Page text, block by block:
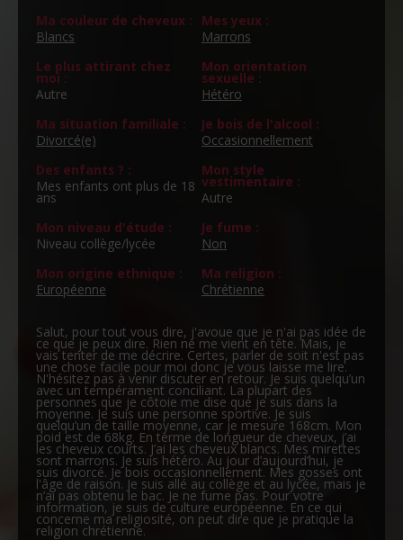
Ma couleur de cheveux :
Blancs
Mes yeux :
Marrons
Le plus attirant chez
moi :
Autre
Mon orientation
sexuelle :
Hétéro
Ma situation familiale :
Divorcé(e)
Je bois de l'alcool :
Occasionnellement
Des enfants ? :
Mes enfants ont plus de 18
ans
Mon style
vestimentaire :
Autre
Mon niveau d'étude :
Niveau collège/lycée
Je fume :
Non
Mon origine ethnique :
Européenne
Ma religion :
Chrétienne
Salut, pour tout vous dire, j'avoue que je n'ai pas idée de
ce que je peux dire. Rien ne me vient en tête. Mais, je
vais tenter de me décrire. Certes, parler de soit n'est pas
une chose facile pour moi donc je vous laisse me lire.
N'hésitez pas à venir discuter en retour. Je suis quelqu’un
avec un tempérament conciliant. La plupart des
personnes que je côtoie me dise que je suis dans la
moyenne. Je suis une personne sportive. Je suis
quelqu’un de taille moyenne, car je mesure 168cm. Mon
poid est de 68kg. En terme de longueur de cheveux, j’ai
les cheveux courts. J’ai les cheveux blancs. Mes mirettes
sont marrons. Je suis hétéro. Au jour d’aujourd’hui, je
suis divorcé. Je bois occasionnellement. Mes gosses ont
l'âge de raison. Je suis allé au collège et au lycée, mais je
n’ai pas obtenu le bac. Je ne fume pas. Pour votre
information, je suis de culture européenne. En ce qui
concerne ma religiosité, on peut dire que je pratique la
religion chrétienne.